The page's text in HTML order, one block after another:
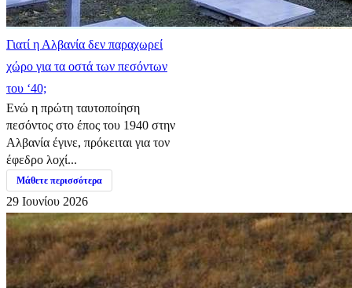
Γιατί η Αλβανία δεν παραχωρεί
χώρο για τα οστά των πεσόντων
του ‘40;
Ενώ η πρώτη ταυτοποίηση
πεσόντος στο έπος του 1940 στην
Αλβανία έγινε, πρόκειται για τον
έφεδρο λοχί...
Μάθετε περισσότερα
29 Ιουνίου 2026